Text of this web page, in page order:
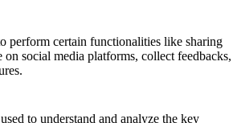
perform certain functionalities like sharing
on social media platforms, collect feedbacks,
to understand and analyze the key